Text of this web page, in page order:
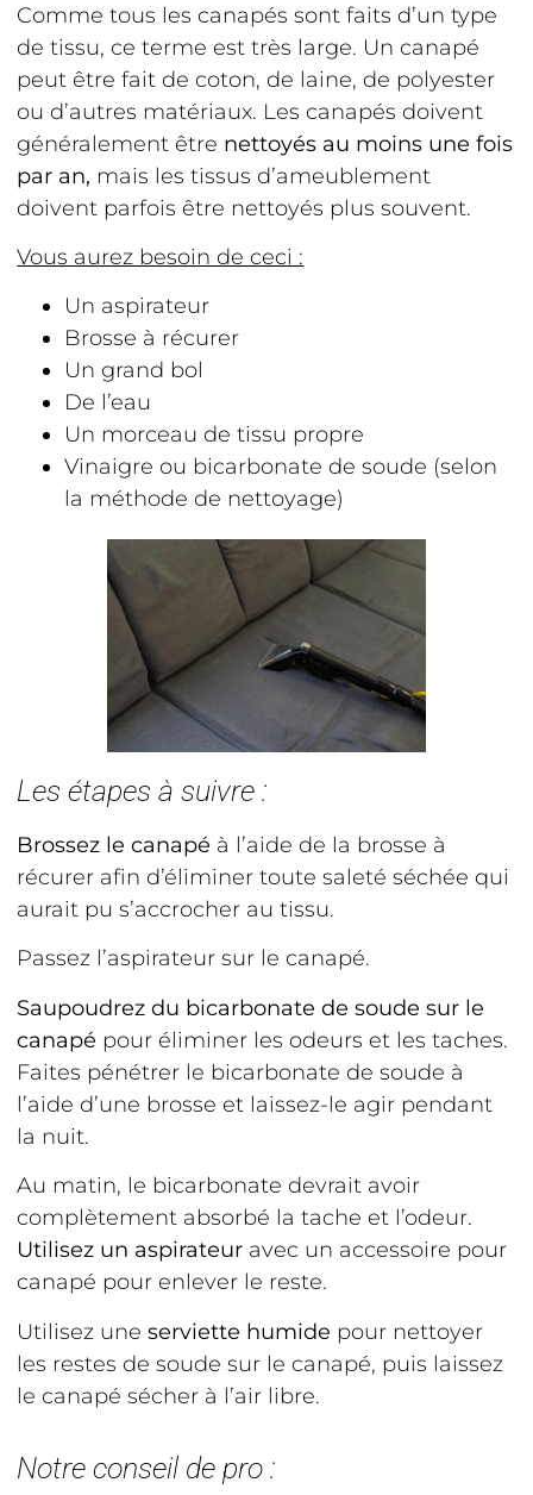
Comme tous les canapés sont faits d’un type
de tissu, ce terme est très large. Un canapé
peut être fait de coton, de laine, de polyester
ou d’autres matériaux. Les canapés doivent
généralement être nettoyés au moins une fois
par an, mais les tissus d’ameublement
doivent parfois être nettoyés plus souvent.
Vous aurez besoin de ceci :
Un aspirateur
Brosse à récurer
Un grand bol
De l’eau
Un morceau de tissu propre
Vinaigre ou bicarbonate de soude (selon
la méthode de nettoyage)
Les étapes à suivre :
Brossez le canapé à l’aide de la brosse à
récurer afin d’éliminer toute saleté séchée qui
aurait pu s’accrocher au tissu.
Passez l’aspirateur sur le canapé.
Saupoudrez du bicarbonate de soude sur le
canapé pour éliminer les odeurs et les taches.
Faites pénétrer le bicarbonate de soude à
l’aide d’une brosse et laissez-le agir pendant
la nuit.
Au matin, le bicarbonate devrait avoir
complètement absorbé la tache et l’odeur.
Utilisez un aspirateur avec un accessoire pour
canapé pour enlever le reste.
Utilisez uneserviette humide pour nettoyer
les restes de soude sur le canapé, puis laissez
le canapé sécher à l’air libre.
Notre conseil de pro :